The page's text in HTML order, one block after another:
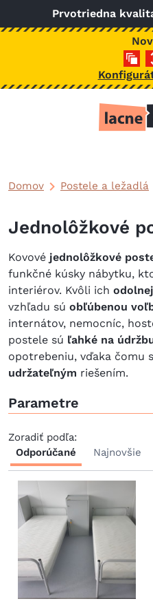
Skočiť na hlavný obsah
Prvotriedna
Domov Postele a ležadlá
Jednolôžkové
Kovové jednolôžkové
funkčné kúsky nábytku,
interiérov. Kvôli ich
vzhľadu sú obľúbenou
internátov, nemocníc,
postele sú ľahké na
opotrebeniu, vďaka čomu
udržateľným riešením.
Parametre
Zoradiť podľa:
Odporúčané
Najnovšie